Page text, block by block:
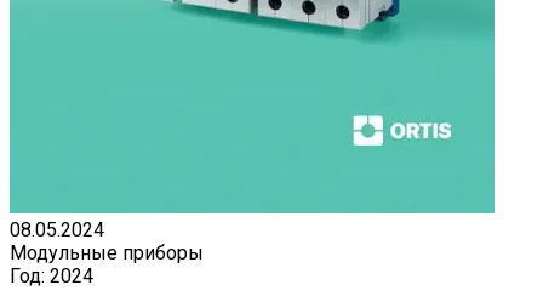
08.05.2024
Модульные приборы
Год: 2024